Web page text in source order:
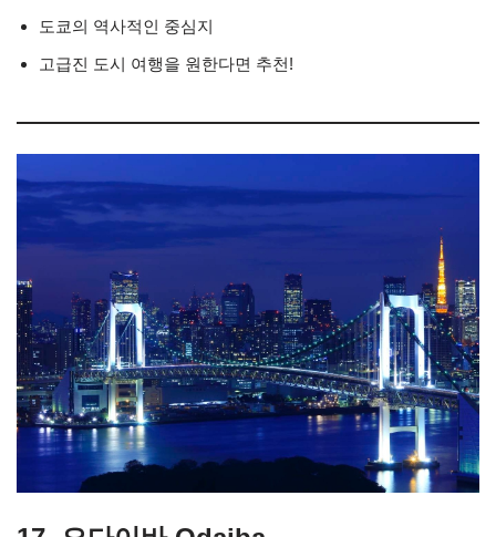
도쿄의 역사적인 중심지
고급진 도시 여행을 원한다면 추천!